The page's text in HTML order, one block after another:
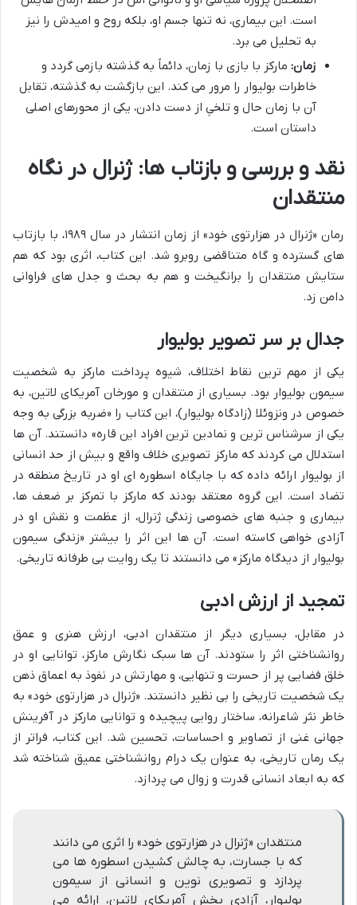
است. این بیماری، نه تنها جسم او، بلکه روح و امیدش را نیز
به تحلیل می برد.
زمان: مارکز با بازی با زمان، دائماً به گذشته بازمی گردد و
خاطرات بولیوار را مرور می کند. این بازگشت به گذشته، تقابل
آن با زمان حال و تلخیِ از دست دادن، یکی از محورهای اصلی
داستان است.
نقد و بررسی و بازتاب ها: ژنرال در نگاه
منتقدان
رمان «ژنرال در هزارتوی خود» از زمان انتشار در سال ۱۹۸۹، با بازتاب
های گسترده و گاه متناقضی روبرو شد. این کتاب، اثری بود که هم
ستایش منتقدان را برانگیخت و هم به بحث و جدل های فراوانی
دامن زد.
جدال بر سر تصویر بولیوار
یکی از مهم ترین نقاط اختلاف، شیوه پرداخت مارکز به شخصیت
سیمون بولیوار بود. بسیاری از منتقدان و مورخان آمریکای لاتین، به
خصوص در ونزوئلا (زادگاه بولیوار)، این کتاب را «ضربه بزرگی به وجه
یکی از سرشناس ترین و نمادین ترین افراد این قاره» دانستند. آن ها
استدلال می کردند که مارکز تصویری خلاف واقع و بیش از حد انسانی
از بولیوار ارائه داده که با جایگاه اسطوره ای او در تاریخ منطقه در
تضاد است. این گروه معتقد بودند که مارکز با تمرکز بر ضعف ها،
بیماری و جنبه های خصوصی زندگی ژنرال، از عظمت و نقش او در
آزادی خواهی کاسته است. آن ها این اثر را بیشتر «زندگی سیمون
بولیوار از دیدگاه مارکز» می دانستند تا یک روایت بی طرفانه تاریخی.
تمجید از ارزش ادبی
در مقابل، بسیاری دیگر از منتقدان ادبی، ارزش هنری و عمق
روانشناختی اثر را ستودند. آن ها سبک نگارش مارکز، توانایی او در
خلق فضایی پر از حسرت و تنهایی، و مهارتش در نفوذ به اعماق ذهن
یک شخصیت تاریخی را بی نظیر دانستند. «ژنرال در هزارتوی خود» به
خاطر نثر شاعرانه، ساختار روایی پیچیده و توانایی مارکز در آفرینش
جهانی غنی از تصاویر و احساسات، تحسین شد. این کتاب، فراتر از
یک رمان تاریخی، به عنوان یک درام روانشناختی عمیق شناخته شد
که به ابعاد انسانی قدرت و زوال می پردازد.
منتقدان «ژنرال در هزارتوی خود» را اثری می دانند
که با جسارت، به چالش کشیدن اسطوره ها می
پردازد و تصویری نوین و انسانی از سیمون
بولیوار، آزادی بخش آمریکای لاتین، ارائه می